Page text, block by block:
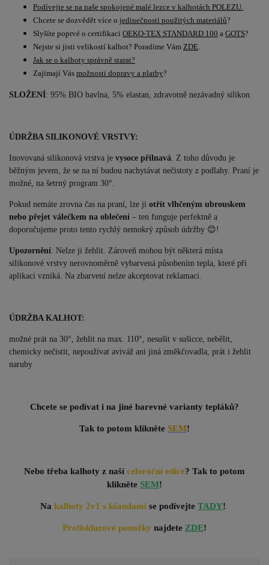
Podívejte se na naše spokojené malé lezce v kalhotách POLEZU.
Chcete se dozvědět více o jedinečnosti použitých materiálů?
Slyšíte poprvé o certifikaci OEKO-TEX STANDARD 100 a GOTS?
Nejste si jisti velikostí kalhot? Poradíme Vám ZDE.
Jak se o kalhoty správně starat?
Zajímají Vás možnosti dopravy a platby?
SLOŽENÍ: 95% BIO bavlna, 5% elastan, zdravotně nezávadný silikon
ÚDRŽBA SILIKONOVÉ VRSTVY:
Inovovaná silikonová vrstva je vysoce přilnavá. Z toho důvodu je
běžným jevem, že se na ní budou nachytávat nečistoty z podlahy. Praní je
možné, na šetrný program 30°.
Pokud nemáte zrovna čas na praní, lze ji otřít vlhčeným ubrouskem
nebo přejet válečkem na oblečení – ten funguje perfektně a
doporučujeme proto tento rychlý nemokrý způsob údržby 😊!
Upozornění: Nelze ji žehlit. Zároveň mohou být některá místa
silikonové vrstvy nerovnoměrně vybarvená působením tepla, které při
aplikaci vzniká. Na zbarvení nelze akceptovat reklamaci.
ÚDRŽBA KALHOT:
možné prát na 30°, žehlit na max. 110°, nesušit v sušicce, nebělit,
chemicky nečistit, nepoužívat aviváž ani jiná změkčovadla, prát i žehlit
naruby
Chcete se podívat i na jiné barevné varianty tepláků?
Tak to potom klikněte SEM!
Nebo třeba kalhoty z naší celoroční edice? Tak to potom
klikněte SEM!
Nakalhoty 2v1 s kšandami se podívejteTADY!
Protiskluzové ponožky najdete ZDE!